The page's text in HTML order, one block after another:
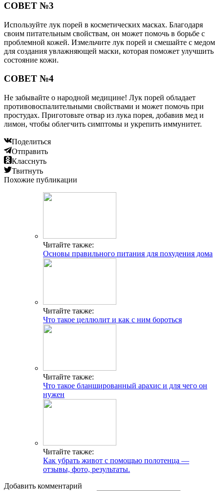
СОВЕТ №3
Используйте лук порей в косметических масках. Благодаря
своим питательным свойствам, он может помочь в борьбе с
проблемной кожей. Измельчите лук порей и смешайте с медом
для создания увлажняющей маски, которая поможет улучшить
состояние кожи.
СОВЕТ №4
Не забывайте о народной медицине! Лук порей обладает
противовоспалительными свойствами и может помочь при
простудах. Приготовьте отвар из лука порея, добавив мед и
лимон, чтобы облегчить симптомы и укрепить иммунитет.
Поделиться
Отправить
Класснуть
Твитнуть
Похожие публикации
Читайте также:
Основы правильного питания для похудения дома
Читайте также:
Что такое целлюлит и как с ним бороться
Читайте также:
Что такое бланшированный арахис и для чего он
нужен
Читайте также:
Как убрать живот с помощью полотенца —
отзывы, фото, результаты.
Добавить комментарий